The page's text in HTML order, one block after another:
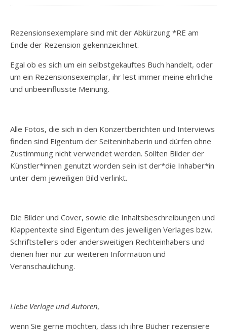
Rezensionsexemplare sind mit der Abkürzung *RE am
Ende der Rezension gekennzeichnet.
Egal ob es sich um ein selbstgekauftes Buch handelt, oder
um ein Rezensionsexemplar, ihr lest immer meine ehrliche
und unbeeinflusste Meinung.
Alle Fotos, die sich in den Konzertberichten und Interviews
finden sind Eigentum der Seiteninhaberin und dürfen ohne
Zustimmung nicht verwendet werden. Sollten Bilder der
Künstler*innen genutzt worden sein ist der*die Inhaber*in
unter dem jeweiligen Bild verlinkt.
Die Bilder und Cover, sowie die Inhaltsbeschreibungen und
Klappentexte sind Eigentum des jeweiligen Verlages bzw.
Schriftstellers oder andersweitigen Rechteinhabers und
dienen hier nur zur weiteren Information und
Veranschaulichung.
Liebe Verlage und Autoren,
wenn Sie gerne möchten, dass ich ihre Bücher rezensiere